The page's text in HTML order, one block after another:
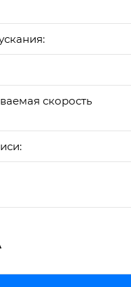
скорость